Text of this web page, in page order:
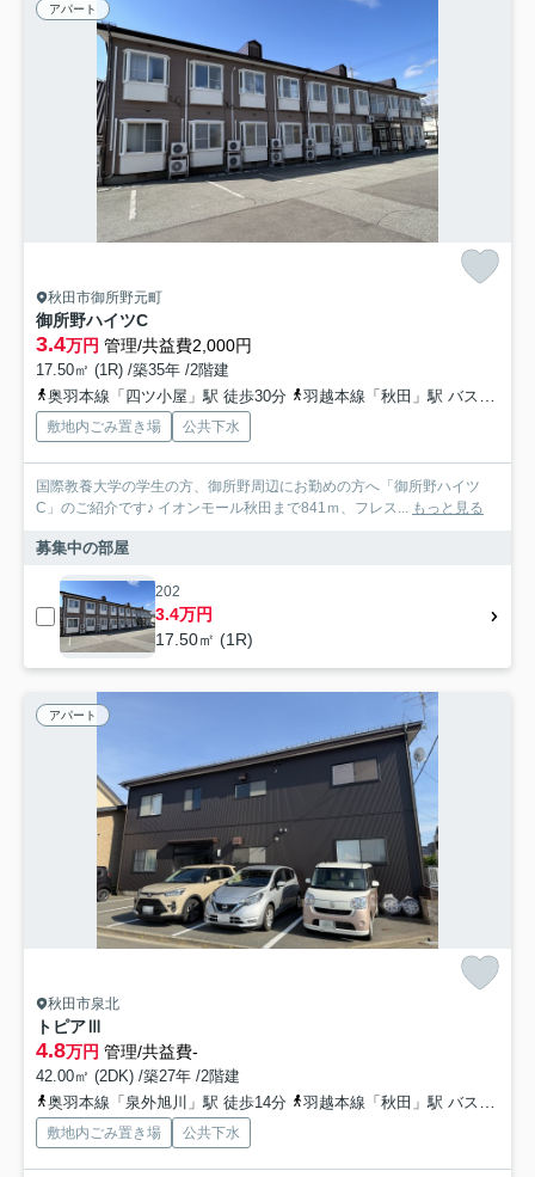
アパート
秋田市御所野元町
御所野ハイツC
3.4万円 管理/共益費2,000円
17.50㎡ (1R) /築35年 /2階建
奥羽本線「四ツ小屋」駅 徒歩30分
羽越本線「秋田」駅 バス31分 秋田中央交通「御所野小学校入口」 停歩11分
敷地内ごみ置き場 公共下水
国際教養大学の学生の方、御所野周辺にお勤めの方へ「御所野ハイツ
C」のご紹介です♪ イオンモール秋田まで841ｍ、フレス... もっと見る
募集中の部屋
202
3.4万円
17.50㎡ (1R)
アパート
秋田市泉北
トピアⅢ
4.8万円 管理/共益費-
42.00㎡ (2DK) /築27年 /2階建
奥羽本線「泉外旭川」駅 徒歩14分
羽越本線「秋田」駅 バス16分 秋田中央交通「八橋大畑」 停歩5分
敷地内ごみ置き場 公共下水